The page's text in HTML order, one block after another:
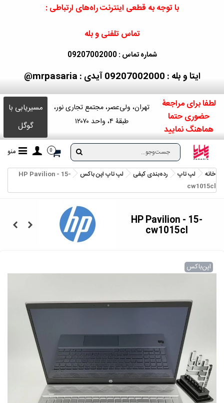
با توجه به قطعی اینترنت راه‌های ارتباطی :
تماس تلفنی و بله
شماره تماس : 09207002000
ایتا و بله : 09207002000 آیدی : mrpasaria@
لطفا برای مراجعۀ
حضوری حتما
هماهنگ نمایید
تهران، ولی‌عصر، مجتمع تجاری نور،
طبقۀ ۴، واحد ۱۲۰۷۰
مسیریابی با
گوگل
0 منو
خانه لپ تاپ رده‌بندی کیفی لپ تاپ اپن باکس
HP Pavilion - 15-
cw1015cl
HP Pavilion - 15-
cw1015cl
اپن‌باکس